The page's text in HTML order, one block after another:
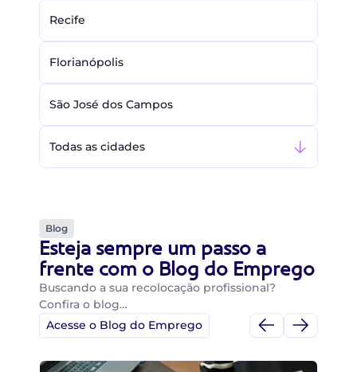
Recife
Florianópolis
São José dos Campos
Todas as cidades
Blog
Esteja sempre um passo a
frente com o Blog do Emprego
Buscando a sua recolocação profissional?
Confira o blog…
Acesse o Blog do Emprego